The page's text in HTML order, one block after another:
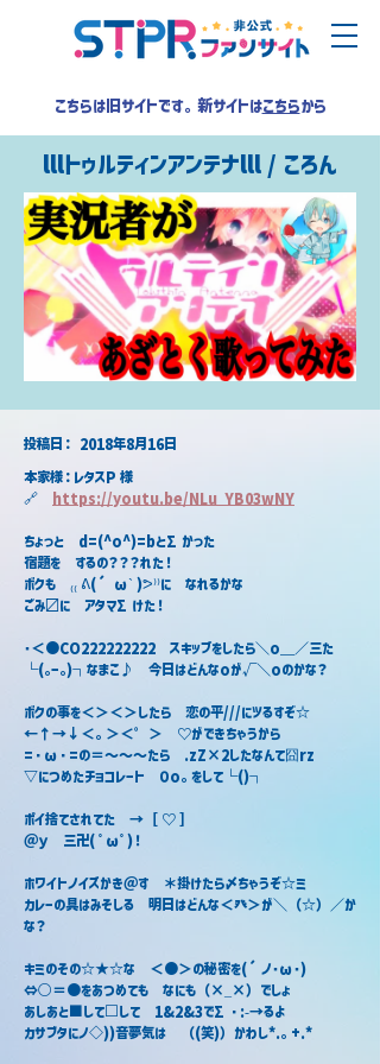
こちらは旧サイトです。新サイトはこちらから
lllトゥルティンアンテナlll / ころん
2018年8月16日
​投稿日：
本家様：レタスP 様
🔗 https://youtu.be/NLu_YB03wNY
ちょっと　d=(^o^)=bとΣかった
宿題を　するの？？？れた！
ボクも　₍₍ ᕕ(´ ω` )ᕗ⁾⁾に　なれるかな
ごみ〼に　アタマΣけた！
･＜●CO222222222　スキップをしたら＼o＿／三た
┌(｡ー｡)┐なまこ♪　今日はどんなoが√＼oのかな？
ボクの事を＜＞＜＞したら　恋の平///にツるすぞ☆
←↑→↓＜。＞＜゜＞　♡ができちゃうから
=・ω・=の＝～～～たら　.zZ×2したなんて囧rz
▽につめたチョコレート　０o。をして┌()┐
ポイ捨てされてた　→［ ♡ ］
＠ｙ　三卍( ﾟωﾟ)！
ホワイトノイズかき＠す　＊掛けたら〆ちゃうぞ☆ミ
カレーの具はみそしる　明日はどんな＜癶＞が＼（☆）／か
な？
キミのその☆★☆な　＜●＞の秘密を(´ノ･ω･)
⇔○＝●をあつめても　なにも（×_×）でしょ
あしあと■して□して　1&2&3でΣ・:-→るよ
カサブタにノ◇))音夢気は　（(笑)）かわし*.。+.*